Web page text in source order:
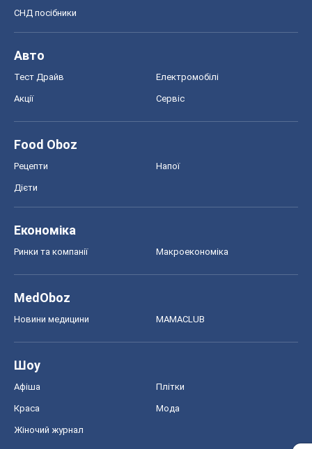
СНД посібники
Авто
Тест Драйв Електромобілі
Акції Сервіс
Food Oboz
Рецепти Напої
Дієти
Економіка
Ринки та компанії Макроекономіка
MedOboz
Новини медицини MAMACLUB
Шоу
Афіша Плітки
Краса Мода
Жіночий журнал